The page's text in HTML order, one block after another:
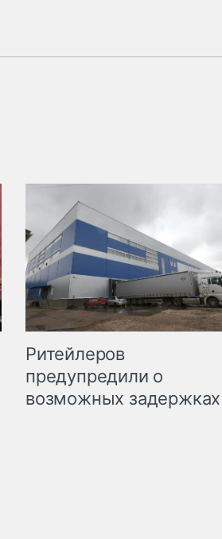
Ритейлеров
предупредили о
возможных задержках